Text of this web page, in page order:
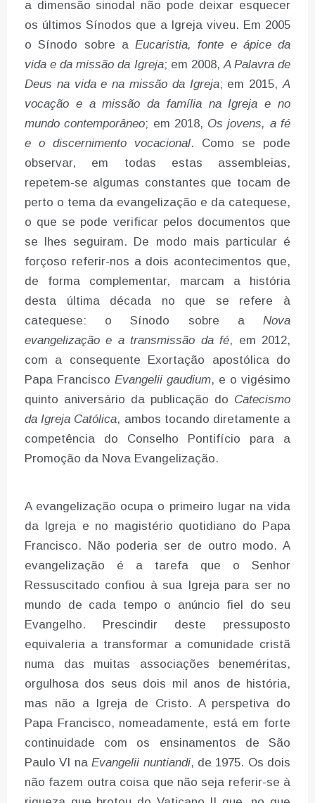
a dimensão sinodal não pode deixar esquecer
os últimos Sínodos que a Igreja viveu. Em 2005
o Sínodo sobre a Eucaristia, fonte e ápice da
vida e da missão da Igreja; em 2008,A Palavra de
Deus na vida e na missão da Igreja; em 2015,A
vocação e a missão da família na Igreja e no
mundo contemporâneo; em 2018, Os jovens, a fé
e o discernimento vocacional. Como se pode
observar, em todas estas assembleias,
repetem-se algumas constantes que tocam de
perto o tema da evangelização e da catequese,
o que se pode verificar pelos documentos que
se lhes seguiram. De modo mais particular é
forçoso referir-nos a dois acontecimentos que,
de forma complementar, marcam a história
desta última década no que se refere à
catequese: o Sínodo sobre a Nova
evangelização e a transmissão da fé, em 2012,
com a consequente Exortação apostólica do
Papa Francisco Evangelii gaudium, e o vigésimo
quinto aniversário da publicação do Catecismo
da Igreja Católica, ambos tocando diretamente a
competência do Conselho Pontifício para a
Promoção da Nova Evangelização.
A evangelização ocupa o primeiro lugar na vida
da Igreja e no magistério quotidiano do Papa
Francisco. Não poderia ser de outro modo. A
evangelização é a tarefa que o Senhor
Ressuscitado confiou à sua Igreja para ser no
mundo de cada tempo o anúncio fiel do seu
Evangelho. Prescindir deste pressuposto
equivaleria a transformar a comunidade cristã
numa das muitas associações beneméritas,
orgulhosa dos seus dois mil anos de história,
mas não a Igreja de Cristo. A perspetiva do
Papa Francisco, nomeadamente, está em forte
continuidade com os ensinamentos de São
Paulo VI naEvangelii nuntiandi, de 1975. Os dois
não fazem outra coisa que não seja referir-se à